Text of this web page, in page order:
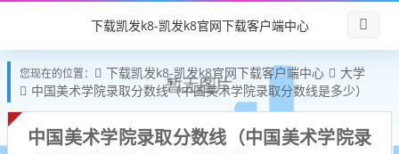
下载凯发k8-凯发k8官网下载客户端中心
您现在的位置： 下载凯发k8-凯发k8官网下载客户端中心
大学
中国美术学院录取分数线（中国美术学院录取分数线是多少）
中国美术学院录取分数线（中国美术学院录